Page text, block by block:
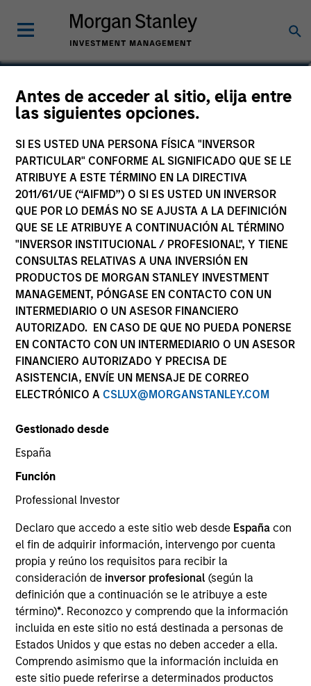
Antes de acceder al sitio, elija entre
las siguientes opciones.
SI ES USTED UNA PERSONA FÍSICA "INVERSOR
PARTICULAR" CONFORME AL SIGNIFICADO QUE SE LE
ATRIBUYE A ESTE TÉRMINO EN LA DIRECTIVA
2011/61/UE (“AIFMD”) O SI ES USTED UN INVERSOR
QUE POR LO DEMÁS NO SE AJUSTA A LA DEFINICIÓN
QUE SE LE ATRIBUYE A CONTINUACIÓN AL TÉRMINO
"INVERSOR INSTITUCIONAL / PROFESIONAL", Y TIENE
CONSULTAS RELATIVAS A UNA INVERSIÓN EN
PRODUCTOS DE MORGAN STANLEY INVESTMENT
MANAGEMENT, PÓNGASE EN CONTACTO CON UN
INTERMEDIARIO O UN ASESOR FINANCIERO
AUTORIZADO. EN CASO DE QUE NO PUEDA PONERSE
EN CONTACTO CON UN INTERMEDIARIO O UN ASESOR
FINANCIERO AUTORIZADO Y PRECISA DE
ASISTENCIA, ENVÍE UN MENSAJE DE CORREO
ELECTRÓNICO A CSLUX@MORGANSTANLEY.COM
Gestionado desde
España
Función
Professional Investor
Declaro que accedo a este sitio web desde España con
el fin de adquirir información, intervengo por cuenta
propia y reúno los requisitos para recibir la
consideración de inversor profesional(según la
definición que a continuación se le atribuye a este
término)*. Reconozco y comprendo que la información
incluida en este sitio no está destinada a personas de
Estados Unidos y que estas no deben acceder a ella.
Comprendo asimismo que la información incluida en
este sitio puede referirse a determinados productos
Scott Dunlap
Vice President
YEARS OF INDUSTRY EXPERIENCE
EQUIPO
Managed Futures Team
Scott Dunlap is a Vice President and Portfolio
Manager for Morgan Stanley Investment
Management’s Managed Futures group. Scott has
been a member of the Managed Futures team for
over 22 years and has held a number of different